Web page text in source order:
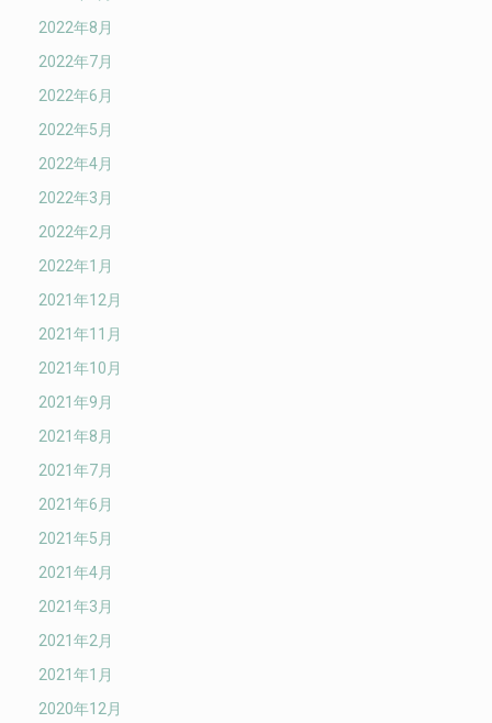
2022年8月
2022年7月
2022年6月
2022年5月
2022年4月
2022年3月
2022年2月
2022年1月
2021年12月
2021年11月
2021年10月
2021年9月
2021年8月
2021年7月
2021年6月
2021年5月
2021年4月
2021年3月
2021年2月
2021年1月
2020年12月